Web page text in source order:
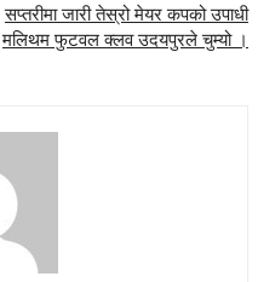
सप्तरीमा जारी तेस्रो मेयर कपको उपाधी
मलिथम फुटवल क्लव उदयपुरले चुम्यो ।